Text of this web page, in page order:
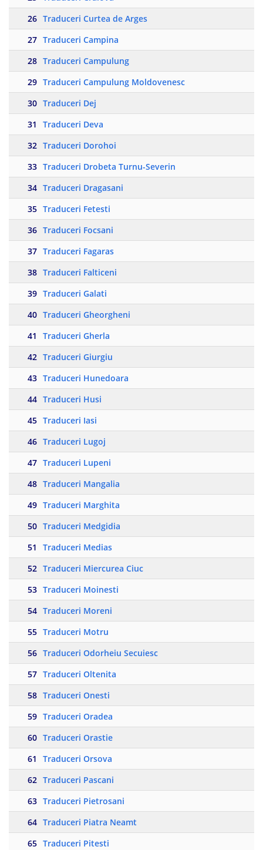
26 Traduceri Curtea de Arges
27 Traduceri Campina
28 Traduceri Campulung
29 Traduceri Campulung Moldovenesc
30 Traduceri Dej
31
Traduceri Deva
32 Traduceri Dorohoi
33 Traduceri Drobeta Turnu-Severin
34 Traduceri Dragasani
35 Traduceri Fetesti
36 Traduceri Focsani
37 Traduceri Fagaras
38 Traduceri Falticeni
39 Traduceri Galati
40 Traduceri Gheorgheni
41
Traduceri Gherla
42 Traduceri Giurgiu
43 Traduceri Hunedoara
44 Traduceri Husi
45 Traduceri Iasi
46 Traduceri Lugoj
47 Traduceri Lupeni
48 Traduceri Mangalia
49 Traduceri Marghita
50 Traduceri Medgidia
51
Traduceri Medias
52 Traduceri Miercurea Ciuc
53 Traduceri Moinesti
54 Traduceri Moreni
55 Traduceri Motru
56 Traduceri Odorheiu Secuiesc
57 Traduceri Oltenita
58 Traduceri Onesti
59 Traduceri Oradea
60 Traduceri Orastie
61
Traduceri Orsova
62 Traduceri Pascani
63 Traduceri Pietrosani
64 Traduceri Piatra Neamt
65 Traduceri Pitesti